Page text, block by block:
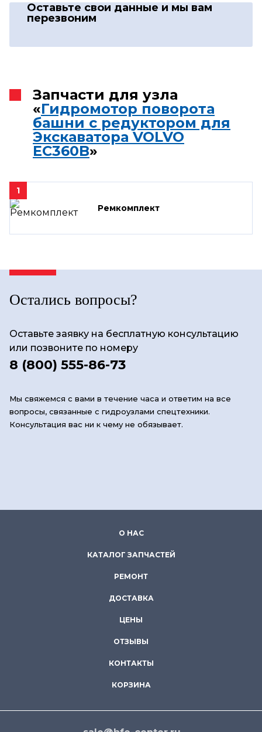
Оставьте свои данные и мы вам
перезвоним
Запчасти для узла
«Гидромотор поворота
башни с редуктором для
Экскаватора VOLVO
EC360B»
1
Ремкомплект
Остались вопросы?
Оставьте заявку на бесплатную консультацию
или позвоните по номеру
8 (800) 555-86-73
Мы свяжемся с вами в течение часа и ответим на все
вопросы, связанные с гидроузлами спецтехники.
Консультация вас ни к чему не обязывает.
О НАС
КАТАЛОГ ЗАПЧАСТЕЙ
РЕМОНТ
ДОСТАВКА
ЦЕНЫ
ОТЗЫВЫ
КОНТАКТЫ
КОРЗИНА